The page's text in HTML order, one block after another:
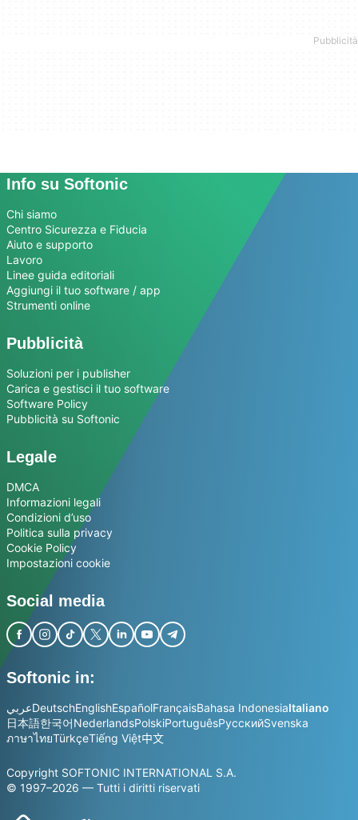
Info su Softonic
Chi siamo
Centro Sicurezza e Fiducia
Aiuto e supporto
Lavoro
Linee guida editoriali
Aggiungi il tuo software / app
Strumenti online
Pubblicità
Soluzioni per i publisher
Carica e gestisci il tuo software
Software Policy
Pubblicità su Softonic
Legale
DMCA
Informazioni legali
Condizioni d’uso
Politica sulla privacy
Cookie Policy
Impostazioni cookie
Social media
Softonic in:
عربيDeutschEnglishEspañolFrançaisBahasa IndonesiaItaliano
日本語한국어NederlandsPolskiPortuguêsРусскийSvenska
ภาษาไทยTürkçeTiếng Việt中文
Copyright SOFTONIC INTERNATIONAL S.A.
© 1997–2026 — Tutti i diritti riservati